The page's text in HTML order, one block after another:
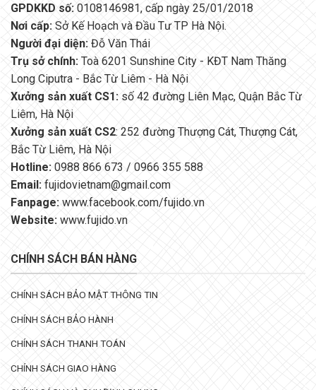
GPDKKD số: 0108146981, cấp ngày 25/01/2018
Nơi cấp: Sở Kế Hoạch và Đầu Tư TP Hà Nội.
Người đại diện: Đỗ Văn Thái
Trụ sở chính: Toà 6201 Sunshine City - KĐT Nam Thăng
Long Ciputra - Bắc Từ Liêm - Hà Nội
Xưởng sản xuất CS1: số 42 đường Liên Mạc, Quận Bắc Từ
Liêm, Hà Nội
Xưởng sản xuất CS2: 252 đường Thượng Cát, Thượng Cát,
Bắc Từ Liêm, Hà Nội
Hotline:0988 866 673 / 0966 355 588
Email: fujidovietnam@gmail.com
Fanpage:www.facebook.com/fujido.vn
Website: www.fujido.vn
CHÍNH SÁCH BÁN HÀNG
CHÍNH SÁCH BẢO MẬT THÔNG TIN
CHÍNH SÁCH BẢO HÀNH
CHÍNH SÁCH THANH TOÁN
CHÍNH SÁCH GIAO HÀNG